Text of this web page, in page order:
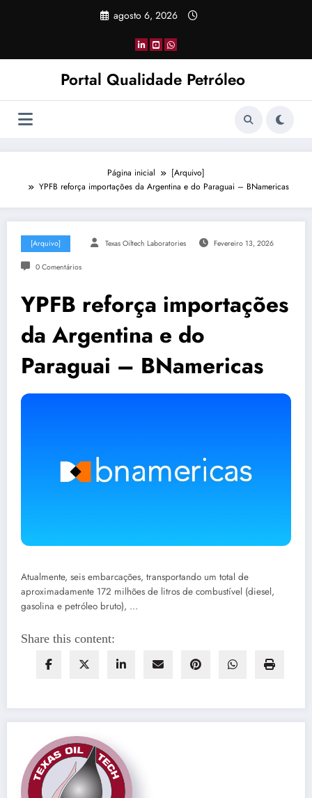
agosto 6, 2026
Portal Qualidade Petróleo
Página inicial
[Arquivo]
YPFB reforça importações da Argentina e do Paraguai – BNamericas
[Arquivo] Texas Oiltech Laboratories Fevereiro 13, 2026
0 Comentários
YPFB reforça importações
da Argentina e do
Paraguai – BNamericas
Atualmente, seis embarcações, transportando um total de
aproximadamente 172 milhões de litros de combustível (diesel,
gasolina e petróleo bruto), …
Share this content: